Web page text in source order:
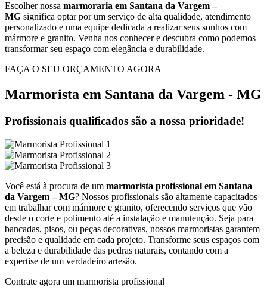
Escolher nossa marmoraria em Santana da Vargem –
MG significa optar por um serviço de alta qualidade, atendimento
personalizado e uma equipe dedicada a realizar seus sonhos com
mármore e granito. Venha nos conhecer e descubra como podemos
transformar seu espaço com elegância e durabilidade.
FAÇA O SEU ORÇAMENTO AGORA
Marmorista em Santana da Vargem - MG
Profissionais qualificados são a nossa prioridade!
Você está à procura de um marmorista profissional em Santana
da Vargem – MG? Nossos profissionais são altamente capacitados
em trabalhar com mármore e granito, oferecendo serviços que vão
desde o corte e polimento até a instalação e manutenção. Seja para
bancadas, pisos, ou peças decorativas, nossos marmoristas garantem
precisão e qualidade em cada projeto. Transforme seus espaços com
a beleza e durabilidade das pedras naturais, contando com a
expertise de um verdadeiro artesão.
Contrate agora um marmorista profissional